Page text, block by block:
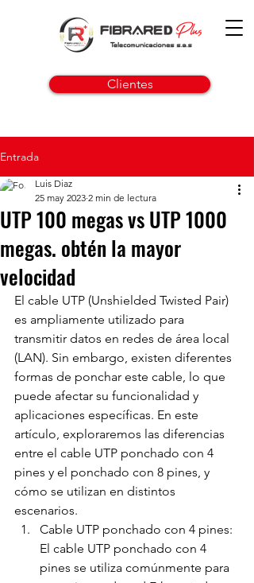
Clientes
Entrada
UTP 100 megas vs UTP 1000
megas. obtén la mayor
velocidad
Luis Diaz
25 may 2023 2 min de lectura
El cable UTP (Unshielded Twisted Pair)
es ampliamente utilizado para
transmitir datos en redes de área local
(LAN). Sin embargo, existen diferentes
formas de ponchar este cable, lo que
puede afectar su funcionalidad y
aplicaciones específicas. En este
artículo, exploraremos las diferencias
entre el cable UTP ponchado con 4
pines y el ponchado con 8 pines, y
cómo se utilizan en distintos
escenarios.
Cable UTP ponchado con 4 pines:
El cable UTP ponchado con 4
pines se utiliza comúnmente para